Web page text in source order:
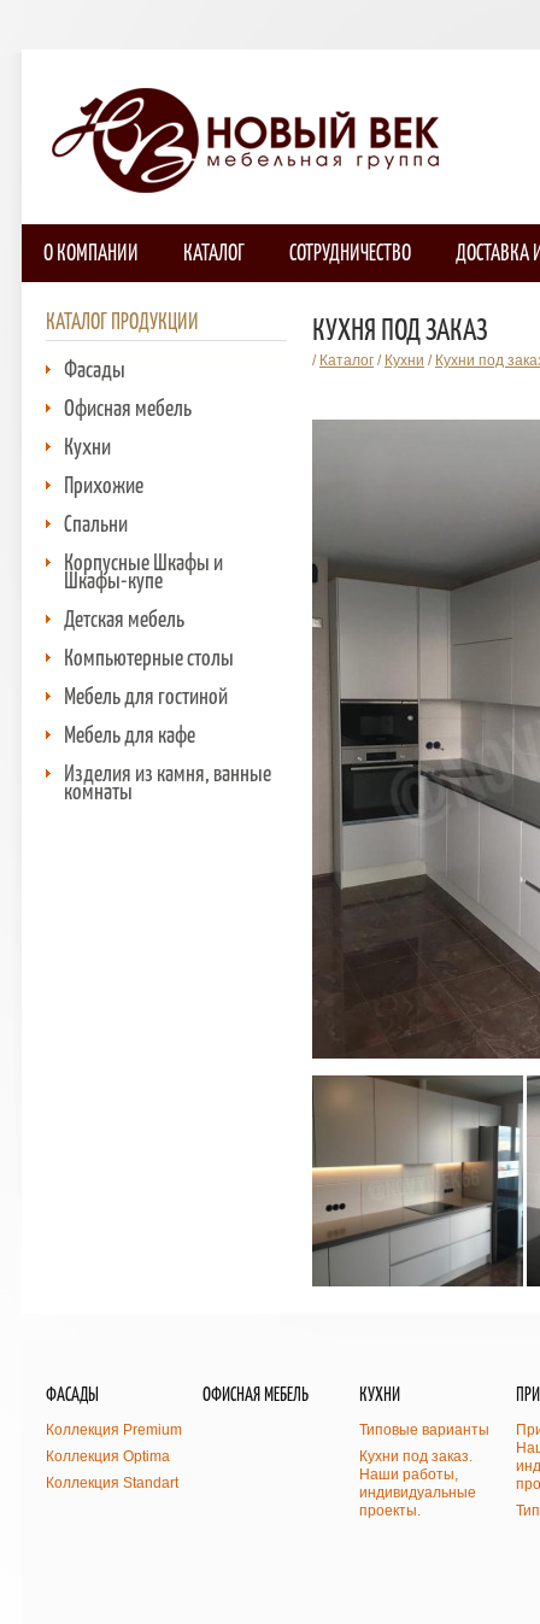
О КОМПАНИИ КАТАЛОГ СОТРУДНИЧЕСТВО ДОСТАВКА
КАТАЛОГ ПРОДУКЦИИ
Фасады
Офисная мебель
Кухни
Прихожие
Спальни
Корпусные Шкафы и
Шкафы-купе
Детская мебель
Компьютерные столы
Мебель для гостиной
Мебель для кафе
Изделия из камня, ванные
комнаты
КУХНЯ ПОД ЗАКАЗ
/ Каталог / Кухни / Кухни под
ФАСАДЫ
Коллекция Premium
Коллекция Optima
Коллекция Standart
ОФИСНАЯ МЕБЕЛЬ КУХНИ
Типовые варианты
Кухни под заказ.
Наши работы,
индивидуальные
проекты.